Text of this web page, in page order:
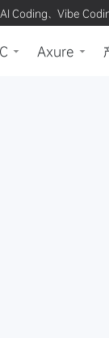
Coding、Vibe
Axure